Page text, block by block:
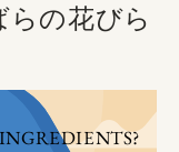
の花びら